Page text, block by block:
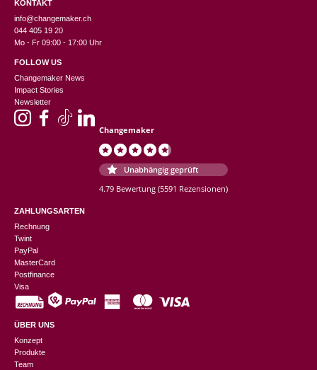
KONTAKT
info@changemaker.ch
044 405 19 20
Mo - Fr 09:00 - 17:00 Uhr
FOLLOW US
Changemaker News
Impact Stories
Newsletter
Changemaker
Unabhängig geprüft
4.79 Bewertung (5591 Rezensionen)
ZAHLUNGSARTEN
Rechnung
Twint
PayPal
MasterCard
Postfinance
Visa
ÜBER UNS
Konzept
Produkte
Team